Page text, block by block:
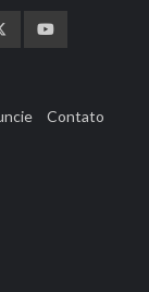
Contato